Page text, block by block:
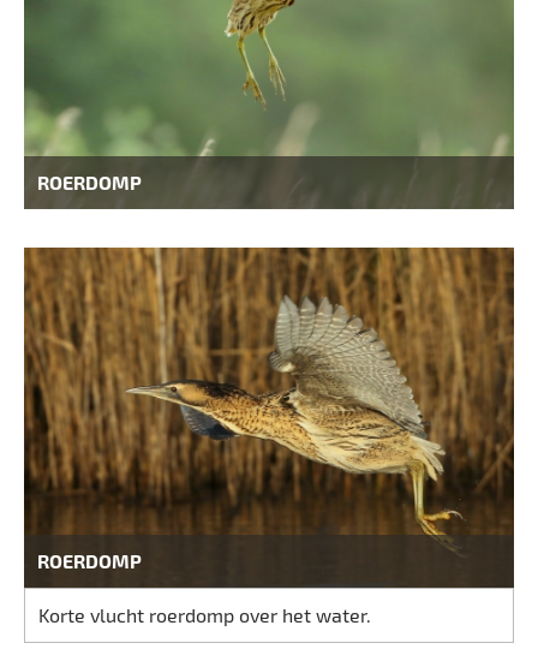
ROERDOMP
ROERDOMP
Korte vlucht roerdomp over het water.